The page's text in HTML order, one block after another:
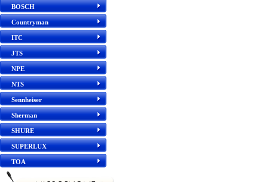
BOSCH
Countryman
ITC
JTS
NPE
NTS
Sennheiser
Sherman
SHURE
SUPERLUX
TOA